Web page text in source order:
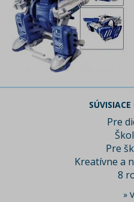
Pre
Pre
Kreatívne a
8
»